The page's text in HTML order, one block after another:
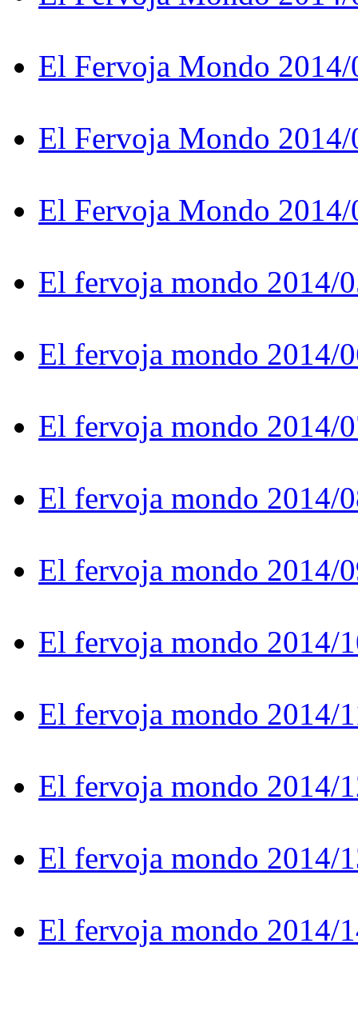
El Fervoja Mondo 2014/
El Fervoja Mondo 2014/
El Fervoja Mondo 2014/
El fervoja mondo 2014/
El fervoja mondo 2014/
El fervoja mondo 2014/
El fervoja mondo 2014/
El fervoja mondo 2014/
El fervoja mondo 2014/
El fervoja mondo 2014/
El fervoja mondo 2014/
El fervoja mondo 2014/
El fervoja mondo 2014/